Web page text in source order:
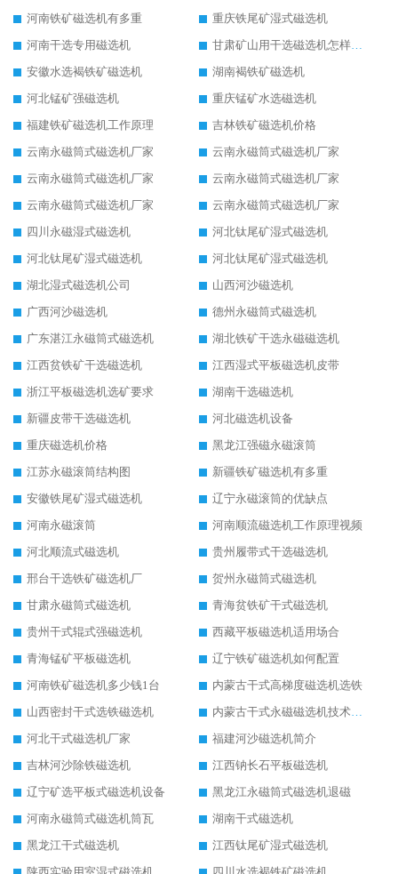
河南铁矿磁选机有多重
重庆铁尾矿湿式磁选机
河南干选专用磁选机
甘肃矿山用干选磁选机怎样调磁
安徽水选褐铁矿磁选机
湖南褐铁矿磁选机
河北锰矿强磁选机
重庆锰矿水选磁选机
福建铁矿磁选机工作原理
吉林铁矿磁选机价格
云南永磁筒式磁选机厂家
云南永磁筒式磁选机厂家
云南永磁筒式磁选机厂家
云南永磁筒式磁选机厂家
云南永磁筒式磁选机厂家
云南永磁筒式磁选机厂家
四川永磁湿式磁选机
河北钛尾矿湿式磁选机
河北钛尾矿湿式磁选机
河北钛尾矿湿式磁选机
湖北湿式磁选机公司
山西河沙磁选机
广西河沙磁选机
德州永磁筒式磁选机
广东湛江永磁筒式磁选机
湖北铁矿干选永磁磁选机
江西贫铁矿干选磁选机
江西湿式平板磁选机皮带
浙江平板磁选机选矿要求
湖南干选磁选机
新疆皮带干选磁选机
河北磁选机设备
重庆磁选机价格
黑龙江强磁永磁滚筒
江苏永磁滚筒结构图
新疆铁矿磁选机有多重
安徽铁尾矿湿式磁选机
辽宁永磁滚筒的优缺点
河南永磁滚筒
河南顺流磁选机工作原理视频
河北顺流式磁选机
贵州履带式干选磁选机
邢台干选铁矿磁选机厂
贺州永磁筒式磁选机
甘肃永磁筒式磁选机
青海贫铁矿干式磁选机
贵州干式辊式强磁选机
西藏平板磁选机适用场合
青海锰矿平板磁选机
辽宁铁矿磁选机如何配置
河南铁矿磁选机多少钱1台
内蒙古干式高梯度磁选机选铁
山西密封干式选铁磁选机
内蒙古干式永磁磁选机技术要求
河北干式磁选机厂家
福建河沙磁选机简介
吉林河沙除铁磁选机
江西钠长石平板磁选机
辽宁矿选平板式磁选机设备
黑龙江永磁筒式磁选机退磁
河南永磁筒式磁选机筒瓦
湖南干式磁选机
黑龙江干式磁选机
江西钛尾矿湿式磁选机